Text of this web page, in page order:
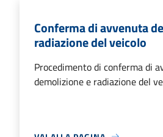
Conferma di avvenuta
radiazione del veicolo
Procedimento di conferma di
demolizione e radiazione del